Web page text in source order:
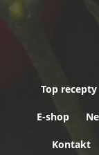
Top recepty
E-shop
Kontakt